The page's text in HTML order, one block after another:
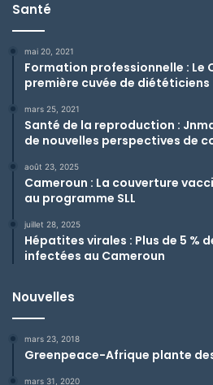
Santé
mai 20, 2021
Formation professionnelle : Le
première cuvée de diététiciens
mars 25, 2021
Santé de la reproduction :
de nouvelles perspectives de
août 23, 2025
Cameroun : La couverture
au programme SLL
juillet 28, 2025
Hépatites virales : Plus de 5 %
infectées au Cameroun
Nouvelles
mars 23, 2018
Greenpeace-Afrique plante
mars 31, 2020